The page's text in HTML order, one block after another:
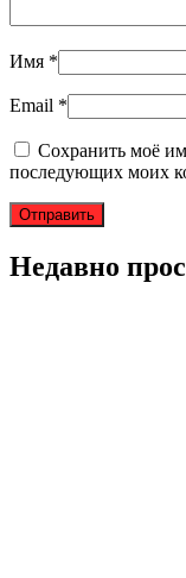
Имя *
Email *
Сохранить моё
последующих моих
Недавно